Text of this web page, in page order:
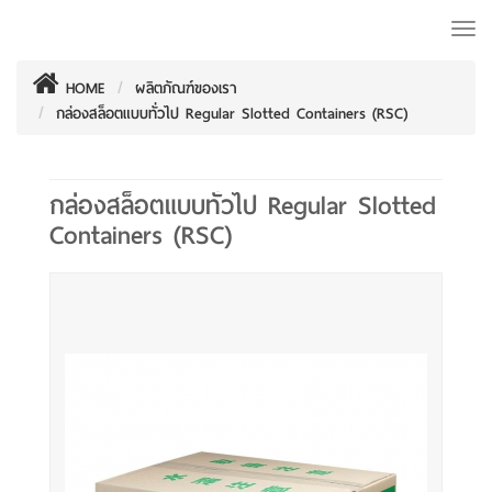
HOME
ผลิตภัณฑ์ของเรา
กล่องสล็อตแบบทั่วไป Regular Slotted Containers (RSC)
กล่องสล็อตแบบทั่วไป Regular Slotted
Containers (RSC)